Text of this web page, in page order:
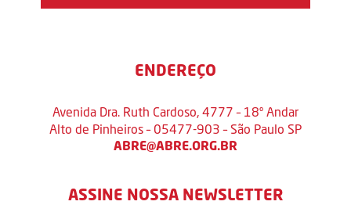
ENDEREÇO
Avenida Dra. Ruth Cardoso, 4777 – 18º Andar
Alto de Pinheiros – 05477-903 – São Paulo SP
ABRE@ABRE.ORG.BR
ASSINE NOSSA NEWSLETTER